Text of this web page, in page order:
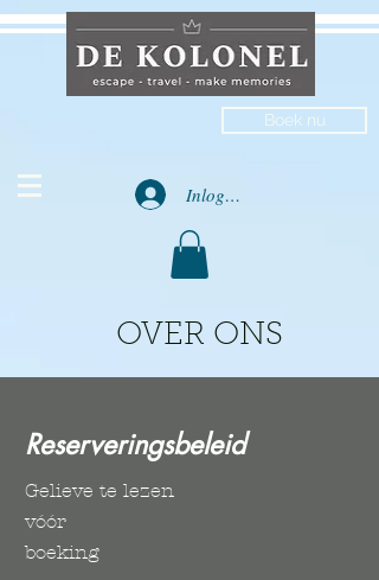
Boek nu
Inloggen
OVER ONS
Reserveringsbeleid
Gelieve te lezen
vóór
boeking